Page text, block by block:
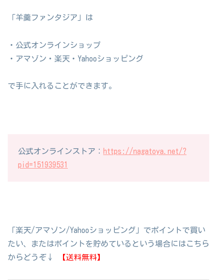
「羊羹ファンタジア」は
・公式オンラインショップ
・アマゾン・楽天・Yahooショッピング
で手に入れることができます。
公式オンラインストア： https://nagatoya.net/?
pid=151939531
「楽天/アマゾン/Yahooショッピング」でポイントで買い
たい、またはポイントを貯めているという場合にはこちら
からどうぞ↓
【送料無料】